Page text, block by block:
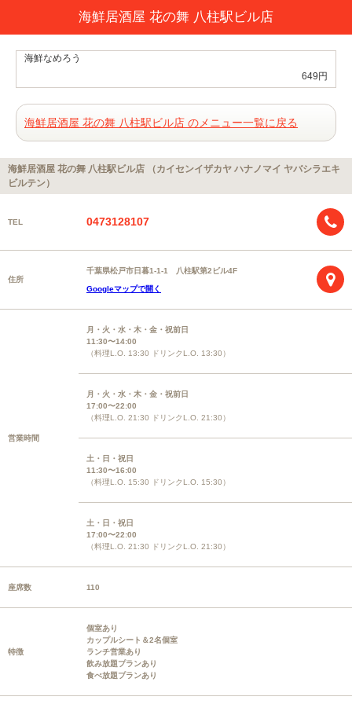
海鮮居酒屋 花の舞 八柱駅ビル店
海鮮なめろう
649円
海鮮居酒屋 花の舞 八柱駅ビル店 のメニュー一覧に戻る
海鮮居酒屋 花の舞 八柱駅ビル店 （カイセンイザカヤ ハナノマイ ヤバシラエキ
ビルテン）
TEL 0473128107
住所
千葉県松戸市日暮1-1-1 八柱駅第2ビル4F
Googleマップで開く
営業時間
月・火・水・木・金・祝前日
11:30〜14:00
（料理L.O. 13:30 ドリンクL.O. 13:30）
月・火・水・木・金・祝前日
17:00〜22:00
（料理L.O. 21:30 ドリンクL.O. 21:30）
土・日・祝日
11:30〜16:00
（料理L.O. 15:30 ドリンクL.O. 15:30）
土・日・祝日
17:00〜22:00
（料理L.O. 21:30 ドリンクL.O. 21:30）
座席数 110
特徴
個室あり
カップルシート＆2名個室
ランチ営業あり
飲み放題プランあり
食べ放題プランあり